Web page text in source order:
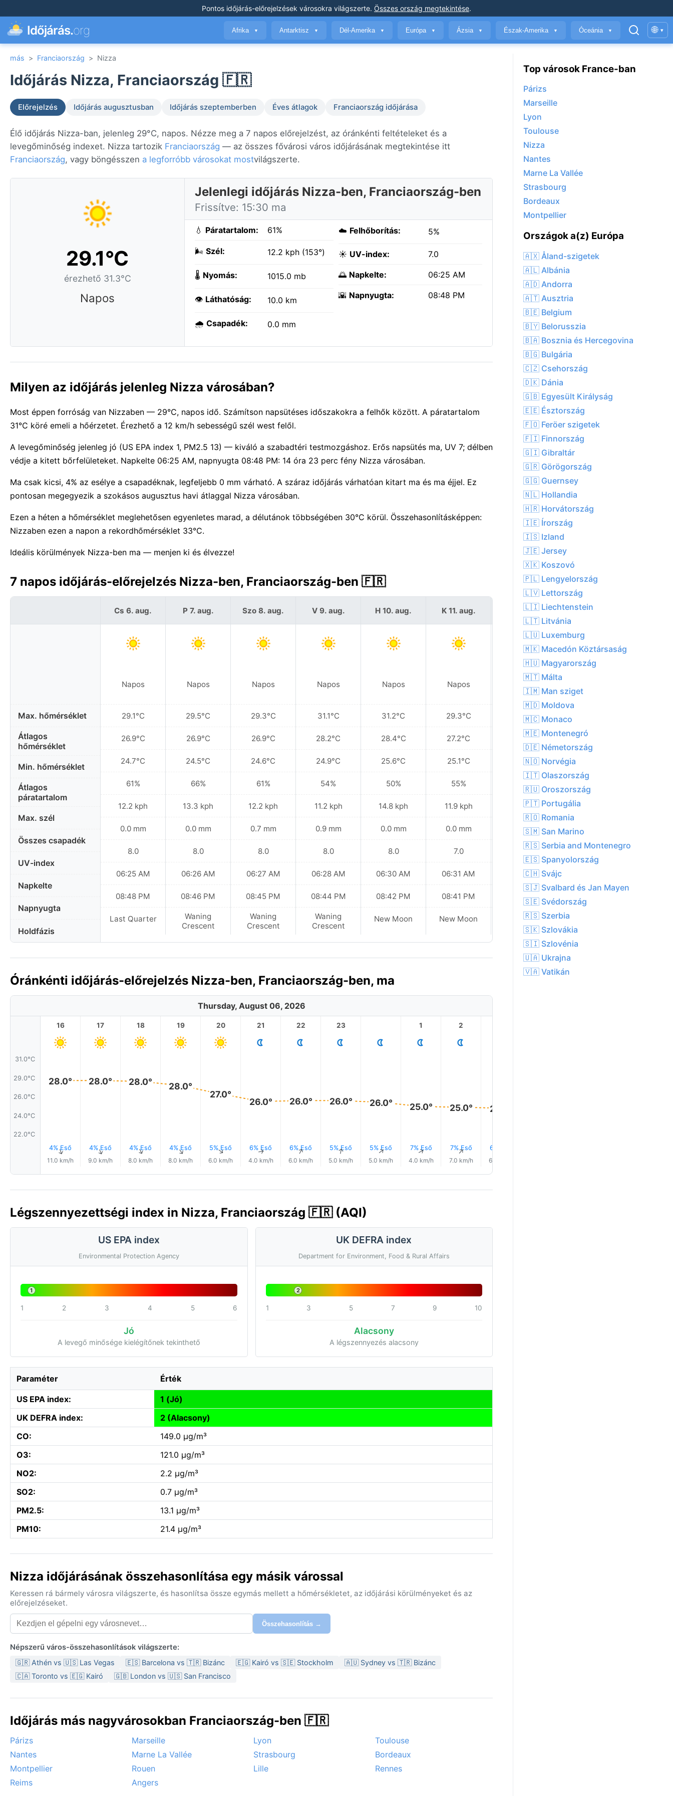
Pontos időjárás-előrejelzések városokra világszerte. Összes ország megtekintése.
Időjárás.org Afrika ▼ Antarktisz ▼ Dél-Amerika ▼ Európa ▼ Ázsia ▼ Észak-Amerika ▼ Óceánia ▼ 🌐 ▾
más > Franciaország > Nizza
Időjárás Nizza, Franciaország 🇫🇷
Előrejelzés Időjárás augusztusban Időjárás szeptemberben Éves átlagok Franciaország időjárása
Élő időjárás Nizza-ban, jelenleg 29°C, napos. Nézze meg a 7 napos előrejelzést, az óránkénti feltételeket és a
levegőminőség indexet. Nizza tartozik Franciaország — az összes fővárosi város időjárásának megtekintése itt
Franciaország, vagy böngésszen a legforróbb városokat mostvilágszerte.
29.1°C
érezhető 31.3°C
Napos
Jelenlegi időjárás Nizza-ben, Franciaország-ben
Frissítve: 15:30 ma
💧 Páratartalom: 61%
🌬️ Szél: 12.2 kph (153°)
🌡️ Nyomás: 1015.0 mb
👁️ Láthatóság: 10.0 km
🌧️ Csapadék: 0.0 mm
☁️ Felhőborítás: 5%
☀️ UV-index: 7.0
🌅 Napkelte: 06:25 AM
🌇 Napnyugta: 08:48 PM
Milyen az időjárás jelenleg Nizza városában?
Most éppen forróság van Nizzaben — 29°C, napos idő. Számítson napsütéses időszakokra a felhők között. A páratartalom
31°C köré emeli a hőérzetet. Érezhető a 12 km/h sebességű szél west felől.
A levegőminőség jelenleg jó (US EPA index 1, PM2.5 13) — kiváló a szabadtéri testmozgáshoz. Erős napsütés ma, UV 7; délben
védje a kitett bőrfelületeket. Napkelte 06:25 AM, napnyugta 08:48 PM: 14 óra 23 perc fény Nizza városában.
Ma csak kicsi, 4% az esélye a csapadéknak, legfeljebb 0 mm várható. A száraz időjárás várhatóan kitart ma és ma éjjel. Ez
pontosan megegyezik a szokásos augusztus havi átlaggal Nizza városában.
Ezen a héten a hőmérséklet meglehetősen egyenletes marad, a délutánok többségében 30°C körül. Összehasonlításképpen:
Nizzaben ezen a napon a rekordhőmérséklet 33°C.
Ideális körülmények Nizza-ben ma — menjen ki és élvezze!
7 napos időjárás-előrejelzés Nizza-ben, Franciaország-ben 🇫🇷
Max. hőmérséklet
Átlagos
hőmérséklet
Min. hőmérséklet
Átlagos
páratartalom
Max. szél
Összes csapadék
UV-index
Napkelte
Napnyugta
Holdfázis
Cs 6. aug.
Napos
29.1°C
26.9°C
24.7°C
61%
12.2 kph
0.0 mm
8.0
06:25 AM
08:48 PM
Last Quarter
P 7. aug.
Napos
29.5°C
26.9°C
24.5°C
66%
13.3 kph
0.0 mm
8.0
06:26 AM
08:46 PM
Waning
Crescent
Szo 8. aug.
Napos
29.3°C
26.9°C
24.6°C
61%
12.2 kph
0.7 mm
8.0
06:27 AM
08:45 PM
Waning
Crescent
V 9. aug.
Napos
31.1°C
28.2°C
24.9°C
54%
11.2 kph
0.9 mm
8.0
06:28 AM
08:44 PM
Waning
Crescent
H 10. aug.
Napos
31.2°C
28.4°C
25.6°C
50%
14.8 kph
0.0 mm
8.0
06:30 AM
08:42 PM
New Moon
K 11. aug.
Napos
29.3°C
27.2°C
25.1°C
55%
11.9 kph
0.0 mm
7.0
06:31 AM
08:41 PM
New Moon
Sze 12. aug.
30.3°C
28.1°C
25.4°C
53%
9.7 kph
0.0 mm
8.0
06:32 AM
08:39 PM
New Moon
Óránkénti időjárás-előrejelzés Nizza-ben, Franciaország-ben, ma
Thursday, August 06, 2026
31.0°C
29.0°C
26.0°C
24.0°C
22.0°C
16
28.0°
4% Eső
↑
11.0 km/h
17
28.0°
4% Eső
↑
9.0 km/h
18
28.0°
4% Eső
↑
8.0 km/h
19
28.0°
4% Eső
↑
8.0 km/h
20
27.0°
5% Eső
↑
6.0 km/h
21
26.0°
6% Eső
↑
4.0 km/h
22
26.0°
6% Eső
↑
6.0 km/h
23
26.0°
5% Eső
↑
5.0 km/h
26.0°
5% Eső
↑
5.0 km/h
1
25.0°
7% Eső
↑
4.0 km/h
2
25.0°
7% Eső
↑
7.0 km/h
25.0°
6% Eső
6.0 km/h
Légszennyezettségi index in Nizza, Franciaország 🇫🇷 (AQI)
US EPA index
Environmental Protection Agency
1
1 2 3 4 5 6
Jó
A levegő minősége kielégítőnek tekinthető
UK DEFRA index
Department for Environment, Food & Rural Affairs
2
1 3 5 7 9 10
Alacsony
A légszennyezés alacsony
Paraméter Érték
US EPA index:
1 (Jó)
UK DEFRA index:
2 (Alacsony)
CO:
149.0 µg/m³
O3:
121.0 µg/m³
NO2:
2.2 µg/m³
SO2:
0.7 µg/m³
PM2.5:
13.1 µg/m³
PM10:
21.4 µg/m³
Nizza időjárásának összehasonlítása egy másik várossal
Keressen rá bármely városra világszerte, és hasonlítsa össze egymás mellett a hőmérsékletet, az időjárási körülményeket és az
előrejelzéseket.
Összehasonlítás →
Népszerű város-összehasonlítások világszerte:
🇬🇷 Athén vs 🇺🇸 Las Vegas 🇪🇸 Barcelona vs 🇹🇷 Bizánc 🇪🇬 Kairó vs 🇸🇪 Stockholm
🇦🇺 Sydney vs 🇹🇷 Bizánc
🇨🇦 Toronto vs 🇪🇬 Kairó
🇬🇧 London vs 🇺🇸 San Francisco
Időjárás más nagyvárosokban Franciaország-ben 🇫🇷
Párizs Marseille Lyon
Toulouse
Nantes
Marne La Vallée Strasbourg
Bordeaux
Montpellier
Rouen Lille
Rennes
Reims
Angers
Top városok France-ban
Párizs
Marseille
Lyon
Toulouse
Nizza
Nantes
Marne La Vallée
Strasbourg
Bordeaux
Montpellier
Országok a(z) Európa
🇦🇽 Åland-szigetek
🇦🇱 Albánia
🇦🇩 Andorra
🇦🇹 Ausztria
🇧🇪 Belgium
🇧🇾 Belorusszia
🇧🇦 Bosznia és Hercegovina
🇧🇬 Bulgária
🇨🇿 Csehország
🇩🇰 Dánia
🇬🇧 Egyesült Királyság
🇪🇪 Észtország
🇫🇴 Feröer szigetek
🇫🇮 Finnország
🇬🇮 Gibraltár
🇬🇷 Görögország
🇬🇬 Guernsey
🇳🇱 Hollandia
🇭🇷 Horvátország
🇮🇪 Írország
🇮🇸 Izland
🇯🇪 Jersey
🇽🇰 Koszovó
🇵🇱 Lengyelország
🇱🇻 Lettország
🇱🇮 Liechtenstein
🇱🇹 Litvánia
🇱🇺 Luxemburg
🇲🇰 Macedón Köztársaság
🇭🇺 Magyarország
🇲🇹 Málta
🇮🇲 Man sziget
🇲🇩 Moldova
🇲🇨 Monaco
🇲🇪 Montenegró
🇩🇪 Németország
🇳🇴 Norvégia
🇮🇹 Olaszország
🇷🇺 Oroszország
🇵🇹 Portugália
🇷🇴 Romania
🇸🇲 San Marino
🇷🇸 Serbia and Montenegro
🇪🇸 Spanyolország
🇨🇭 Svájc
🇸🇯 Svalbard és Jan Mayen
🇸🇪 Svédország
🇷🇸 Szerbia
🇸🇰 Szlovákia
🇸🇮 Szlovénia
🇺🇦 Ukrajna
🇻🇦 Vatikán